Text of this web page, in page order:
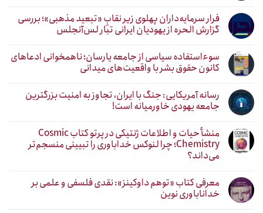
فرار سرمایه‌داران پهلوی زیر نقابِ «تبعید مذهبی»؛ بررسی
گزارش الحره از یهودیان ایرانی تبار لس‌آنجلس
سوءاستفاده سیاسی از جامعه یارسان؛ ناهمخوانی ادعاهای
کانون حقوق بشر با واقعیت‌های میدانی
رسانه آمریکایی: جنگ با ایران، تجاوز به امنیت بزرگترین
جامعه یهودی خاورمیانه است!
منشأ حیات و اطلاعات ژنتیکی در پرتو کتاب Cosmic
Chemistry؛ چرا لنوکس خداباوری را تبیینی منسجم‌تر
می‌داند؟
معرفی کتاب «توهم داوکینز»: نقدی فلسفی و علمی بر
خداناباوری نوین